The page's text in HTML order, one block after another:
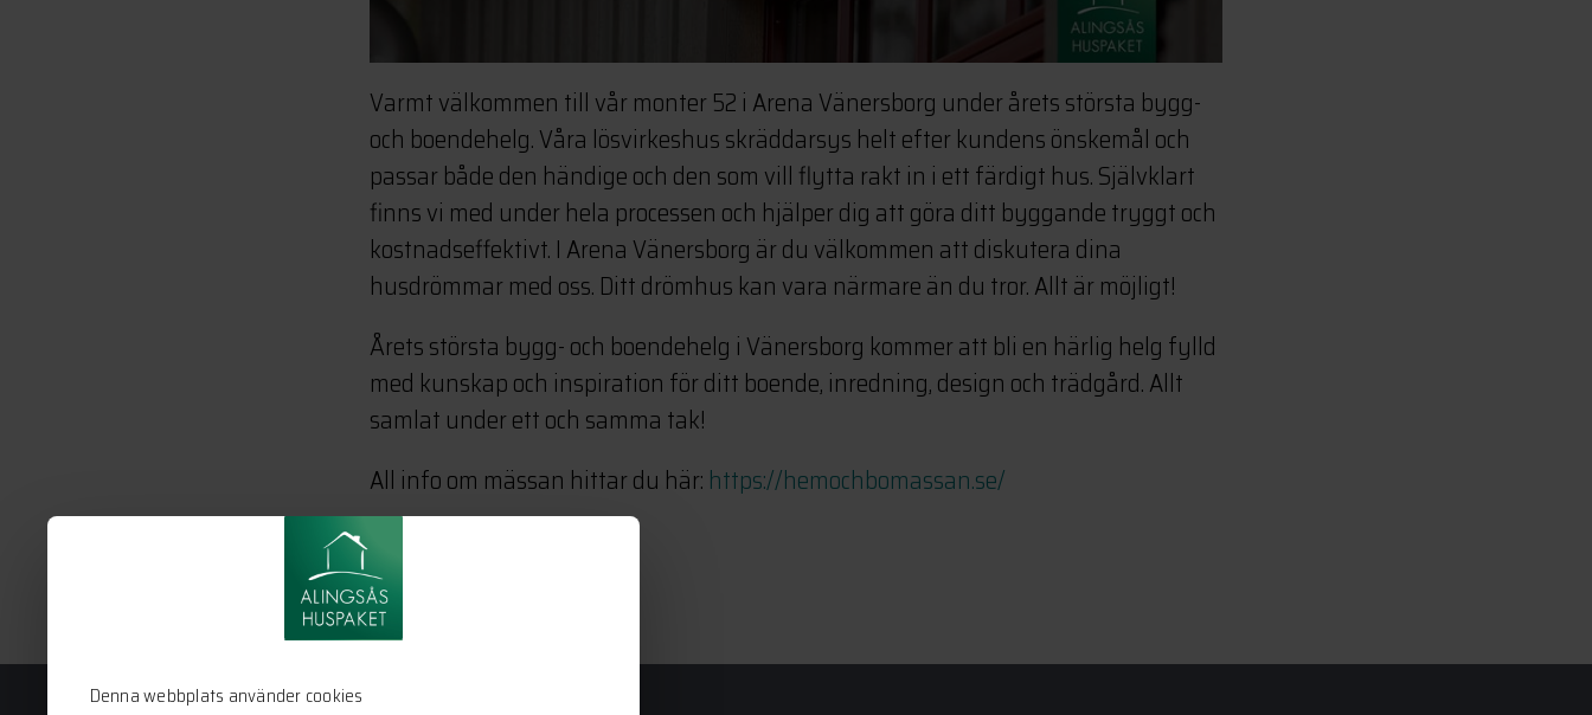
Denna webbplats använder cookies
Varmt välkommen till vår monter 52 i Arena Vänersborg under årets största bygg-
och boendehelg. Våra lösvirkeshus skräddarsys helt efter kundens önskemål och
passar både den händige och den som vill flytta rakt in i ett färdigt hus. Självklart
finns vi med under hela processen och hjälper dig att göra ditt byggande tryggt och
kostnadseffektivt. I Arena Vänersborg är du välkommen att diskutera dina
husdrömmar med oss. Ditt drömhus kan vara närmare än du tror. Allt är möjligt!
Årets största bygg- och boendehelg i Vänersborg kommer att bli en härlig helg fylld
med kunskap och inspiration för ditt boende, inredning, design och trädgård. Allt
samlat under ett och samma tak!
All info om mässan hittar du här: https://hemochbomassan.se/